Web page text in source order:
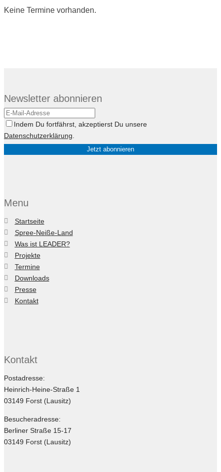
Keine Termine vorhanden.
Newsletter abonnieren
Indem Du fortfährst, akzeptierst Du unsere
Datenschutzerklärung
Menu
Startseite
Spree-Neiße-Land
Was ist LEADER?
Projekte
Termine
Downloads
Presse
Kontakt
Kontakt
Postadresse:
Heinrich-Heine-Straße 1
03149 Forst (Lausitz)
Besucheradresse:
Berliner Straße 15-17
03149 Forst (Lausitz)